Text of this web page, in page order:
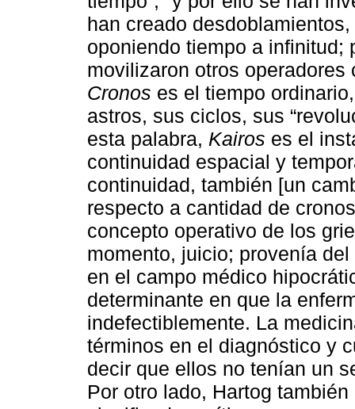
han creado
oponiendo tiempo a infinitud;
movilizaron otros
Cronos es el tiempo
astros, sus ciclos, sus
esta palabra, Kairos es el
continuidad espacial y
continuidad, también [un
respecto a cantidad de
concepto operativo de los
momento, juicio; provenía
en el campo médico
determinante en que la
indefectiblemente. La
términos en el diagnóstico y
decir que ellos no tenían un
Por otro lado, Hartog